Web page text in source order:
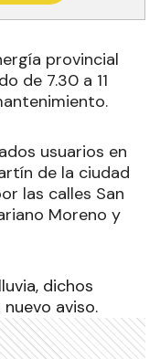
provincial
de 7.30 a 11
.
usuarios en
de la ciudad
las calles San
Moreno y
dichos
aviso.